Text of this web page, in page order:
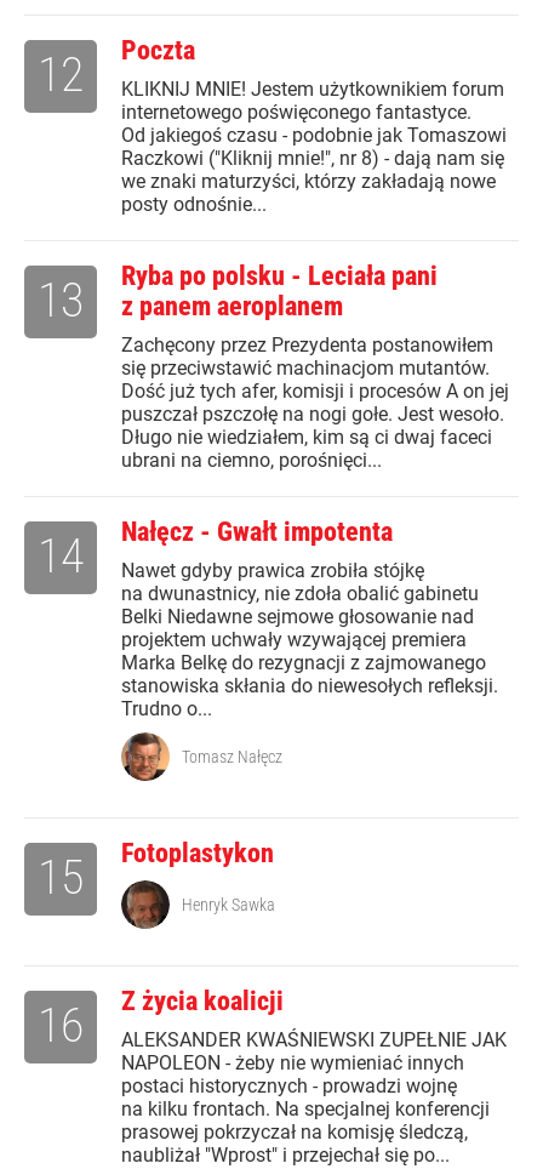
Poczta
KLIKNIJ MNIE! Jestem użytkownikiem forum
internetowego poświęconego fantastyce.
Od jakiegoś czasu - podobnie jak Tomaszowi
Raczkowi ("Kliknij mnie!", nr 8) - dają nam się
we znaki maturzyści, którzy zakładają nowe
posty odnośnie...
12
Ryba po polsku - Leciała pani
z panem aeroplanem
Zachęcony przez Prezydenta postanowiłem
się przeciwstawić machinacjom mutantów.
Dość już tych afer, komisji i procesów A on jej
puszczał pszczołę na nogi gołe. Jest wesoło.
Długo nie wiedziałem, kim są ci dwaj faceci
ubrani na ciemno, porośnięci...
13
Nałęcz - Gwałt impotenta
Nawet gdyby prawica zrobiła stójkę
na dwunastnicy, nie zdoła obalić gabinetu
Belki Niedawne sejmowe głosowanie nad
projektem uchwały wzywającej premiera
Marka Belkę do rezygnacji z zajmowanego
stanowiska skłania do niewesołych refleksji.
Trudno o...
14
Tomasz Nałęcz
Fotoplastykon
15 Henryk Sawka
Z życia koalicji
ALEKSANDER KWAŚNIEWSKI ZUPEŁNIE JAK
NAPOLEON - żeby nie wymieniać innych
postaci historycznych - prowadzi wojnę
na kilku frontach. Na specjalnej konferencji
prasowej pokrzyczał na komisję śledczą,
naubliżał "Wprost" i przejechał się po...
16